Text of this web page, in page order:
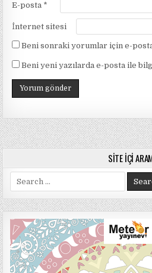
E-posta *
İnternet sitesi
Beni sonraki yorumlar için e-
Beni yeni yazılarda e-posta ile
SITE İÇI
Search
for: